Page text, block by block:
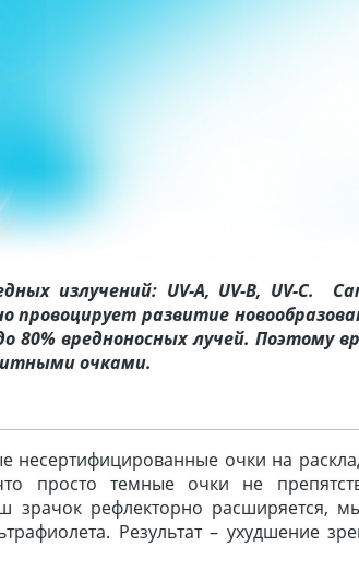
излучений: UV-A, UV-B, UV-C.
провоцирует развитие
вредноносных лучей. Поэтому
очками.
несертифицированные очки на
просто темные очки не
зрачок рефлекторно расширяется,
Результат – ухудшение